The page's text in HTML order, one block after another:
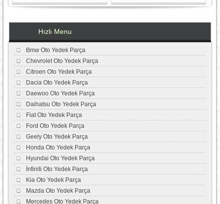
Hızlı Menu
Bmw Oto Yedek Parça
Chevrolet Oto Yedek Parça
Citroen Oto Yedek Parça
Dacia Oto Yedek Parça
Daewoo Oto Yedek Parça
Daihatsu Oto Yedek Parça
Fiat Oto Yedek Parça
Ford Oto Yedek Parça
Geely Oto Yedek Parça
Honda Oto Yedek Parça
Hyundai Oto Yedek Parça
İnfiniti Oto Yedek Parça
Kia Oto Yedek Parça
Mazda Oto Yedek Parça
Mercedes Oto Yedek Parça